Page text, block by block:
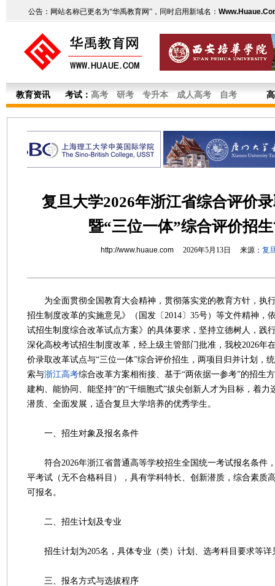
公告：网站名称已更名为“华禹教育网”，同时启用新域名：
教育资讯 考试： 高考 研考 专升本 成人高考 自考
复旦大学2026年浙江省综合评价
暨“三位一体”综合评价招
http://www.huaue.com2026年5月13日 来源： 复
为全面贯彻全国教育大会精神，贯彻落实党的教育方针，执
招生制度改革的实施意见》（国发〔2014〕35号）等文件精神，
试招生制度综合改革试点方案》的具体要求，坚持立德树人，践
深化高校考试招生制度改革，经上级主管部门批准，我校2026年
价录取改革试点与“三位一体”综合评价招生，两项目归并计划，
索与浙江高考综合改革方案相衔接、基于“两依据一参考”的招生
建构、能协同、能坚持”的“干细胞式”拔尖创新人才为目标，着力
潜质、全面发展，适合复旦大学培养的优秀学生。
一、招生对象及报名条件
符合2026年浙江省普通高等学校招生全国统一考试报名条件
平考试（无不合格科目），具有学科特长、创新潜质，综合素质
可报名。
二、招生计划及专业
招生计划为205名，具体专业（类）计划、选考科目要求等详
三、报名方式与选拔程序